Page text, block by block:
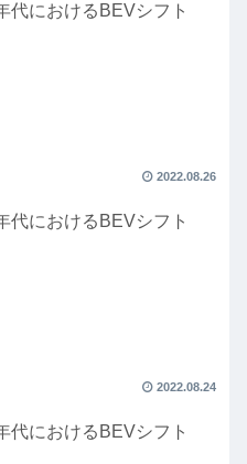
代におけるBEVシフト
2022.08.26
代におけるBEVシフト
2022.08.24
代におけるBEVシフト